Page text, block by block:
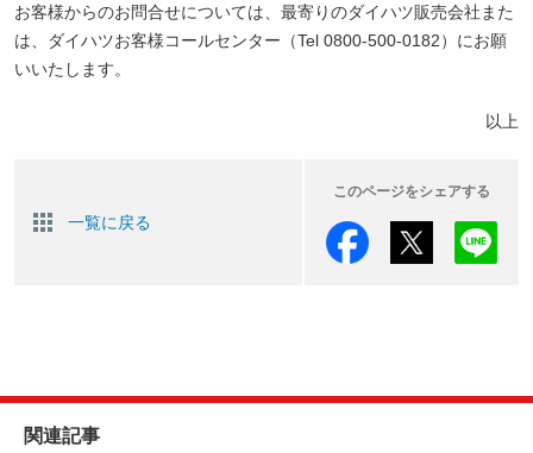
お客様からのお問合せについては、最寄りのダイハツ販売会社また
は、ダイハツお客様コールセンター（Tel 0800-500-0182）にお願
いいたします。
以上
一覧に戻る
このページをシェアする
関連記事